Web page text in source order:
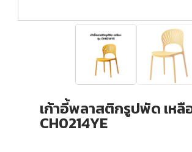
เก้าอี้พลาสติกรูปพัด เหลื
CH0214YE